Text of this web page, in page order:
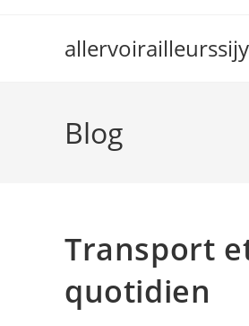
Blog
Transport
quotidien